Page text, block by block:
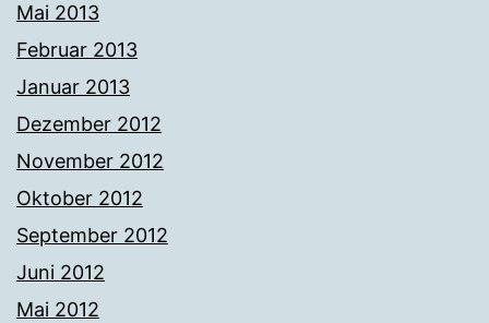
Mai 2013
Februar 2013
Januar 2013
Dezember 2012
November 2012
Oktober 2012
September 2012
Juni 2012
Mai 2012